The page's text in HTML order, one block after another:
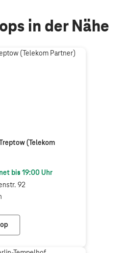
in der Nähe
(Telekom
bis 19:00 Uhr
92
Services Treptow (Telekom Partner)